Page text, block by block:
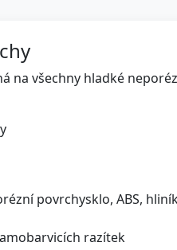
všechny hladké
povrchysklo, ABS,
razítek